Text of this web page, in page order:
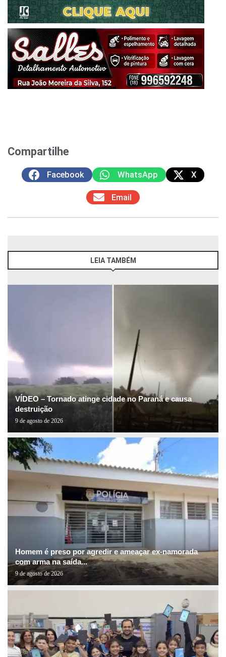
Compartilhe
Facebook WhatsApp X
Email
LEIA TAMBÉM
VÍDEO – Tornado atinge cidade no Paraná e causa
destruição
9 de agosto de 2026
Homem é preso por agredir e ameaçar ex-namorada
com arma na saída...
9 de agosto de 2026